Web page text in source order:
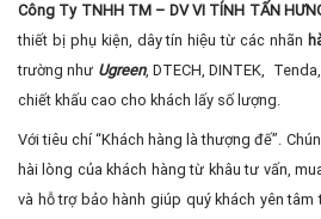
Công Ty TNHH TM – DV VI TÍNH TẤN
thiết bị phụ kiện, dây tín hiệu từ các nhãn
trường như Ugreen, DTECH, DINTEK,
chiết khấu cao cho khách lấy số lượng.
Với tiêu chí “Khách hàng là thượng đế”.
hài lòng của khách hàng từ khâu tư vấn,
và hỗ trợ bảo hành giúp quý khách yên